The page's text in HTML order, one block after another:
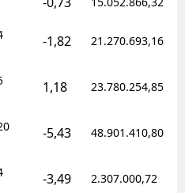
-1,82 21.270.693,16
1,18 23.780.254,85
-5,43 48.901.410,80
-3,49 2.307.000,72